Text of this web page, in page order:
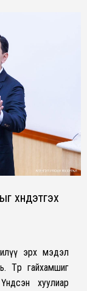
хүндэтгэх
эрх мэдэл
Төр гайхамшиг
хуулиар